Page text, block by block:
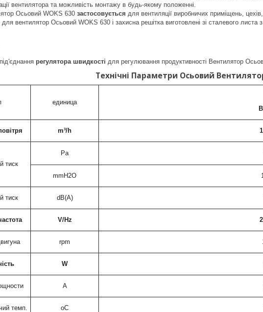
вентилятора та можливість монтажу в будь-якому положенні.
Осьовий WOKS 630 застосовується для вентиляції виробничих приміщень,
для вентилятор Осьовий WOKS 630 і захисна решітка виготовлені зі сталевого листа
регулятора швидкості для регулювання продуктивності Вентилятор
Технічні Параметри Осьовий
единица
m³/h
тиск
Pa
mmH2O
тиск dB(A)
V/Hz
rpm
W
A
темп. oC